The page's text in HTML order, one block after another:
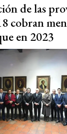
de las
cobran
en 2023